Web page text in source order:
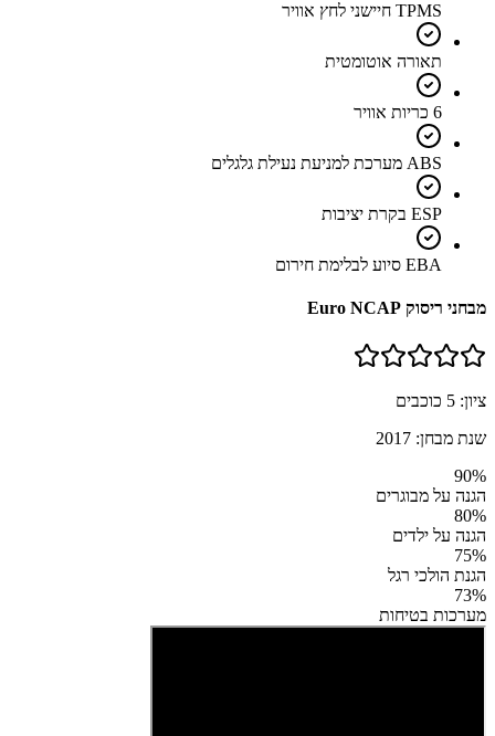
TPMS חיישני לחץ אוויר
תאורה אוטומטית
6 כריות אוויר
ABS מערכת למניעת נעילת גלגלים
ESP בקרת יציבות
EBA סיוע לבלימת חירום
מבחני ריסוק Euro NCAP
ציון: 5 כוכבים
שנת מבחן: 2017
90%
הגנה על מבוגרים
80%
הגנה על ילדים
75%
הגנת הולכי רגל
73%
מערכות בטיחות